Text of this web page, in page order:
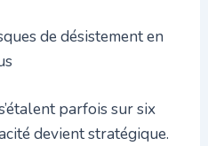
de désistement en
parfois sur six
devient stratégique.